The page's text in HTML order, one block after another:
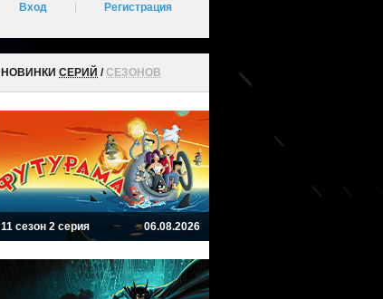
Вход Регистрация
НОВИНКИ СЕРИЙ /СЕЗОНОВ
11 сезон 2 серия 06.08.2026